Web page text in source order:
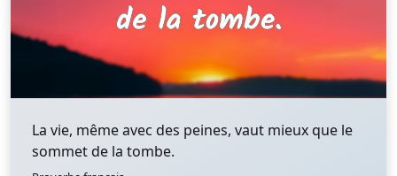
La vie, même avec des peines, vaut mieux que le
sommet de la tombe.